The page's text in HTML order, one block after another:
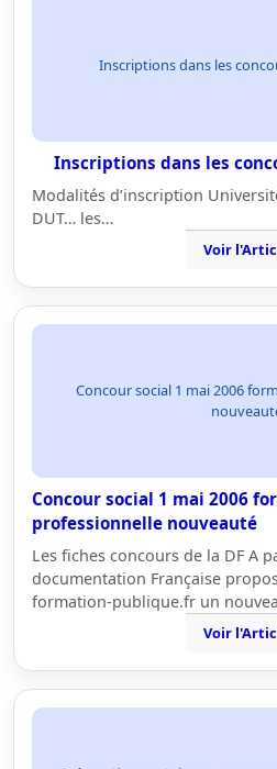
Inscriptions dans les
Inscriptions dans les
Modalités d’inscription
DUT… les…
Voir
Concour social 1 mai 2006
Concour social 1 mai 2006
professionnelle nouveauté
Les fiches concours de la DF A
documentation Française
formation-publique.fr un
Voir